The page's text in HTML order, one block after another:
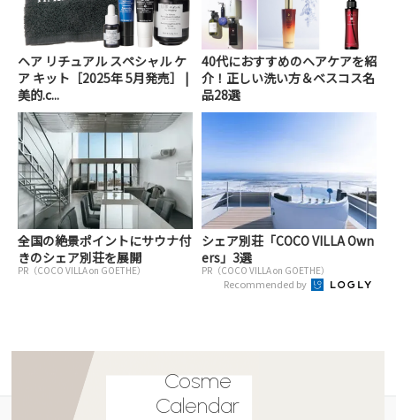
ヘア リチュアル スペシャル ケ
ア キット［2025年 5月発売］ |
美的.c...
40代におすすめのヘアケアを紹
介！正しい洗い方＆ベスコス名
品28選
全国の絶景ポイントにサウナ付
きのシェア別荘を展開
PR（COCO VILLA on GOETHE）
シェア別荘「COCO VILLA Own
ers」3選
PR（COCO VILLA on GOETHE）
Recommended by
Cosme
Calendar